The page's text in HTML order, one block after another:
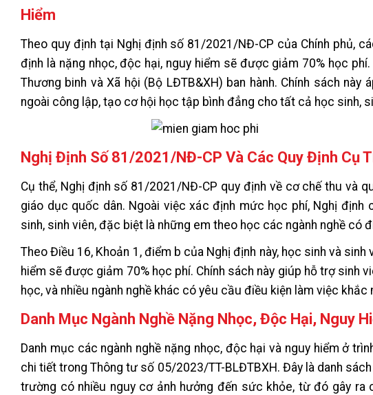
Hiểm
Theo quy định tại Nghị định số 81/2021/NĐ-CP của Chính phủ,
định là nặng nhọc, độc hại, nguy hiểm sẽ được giảm 70% học
Thương binh và Xã hội (Bộ LĐTB&XH) ban hành. Chính sách
ngoài công lập, tạo cơ hội học tập bình đẳng cho tất cả học sinh,
Nghị Định Số 81/2021/NĐ-CP Và Các Quy Định Cụ
Cụ thể, Nghị định số 81/2021/NĐ-CP quy định về cơ chế thu và
giáo dục quốc dân. Ngoài việc xác định mức học phí, Nghị
sinh, sinh viên, đặc biệt là những em theo học các ngành nghề có
Theo Điều 16, Khoản 1, điểm b của Nghị định này, học sinh và
hiểm sẽ được giảm 70% học phí. Chính sách này giúp hỗ trợ sinh
học, và nhiều ngành nghề khác có yêu cầu điều kiện làm việc khắc
Danh Mục Ngành Nghề Nặng Nhọc, Độc Hại, Nguy
Danh mục các ngành nghề nặng nhọc, độc hại và nguy hiểm ở
chi tiết trong Thông tư số 05/2023/TT-BLĐTBXH. Đây là danh
trường có nhiều nguy cơ ảnh hưởng đến sức khỏe, từ đó gây